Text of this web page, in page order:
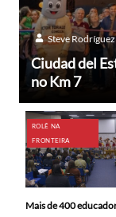
Steve Rodríguez
Ciudad del
no Km 7
ROLÊ NA
FRONTEIRA
Mais de 400